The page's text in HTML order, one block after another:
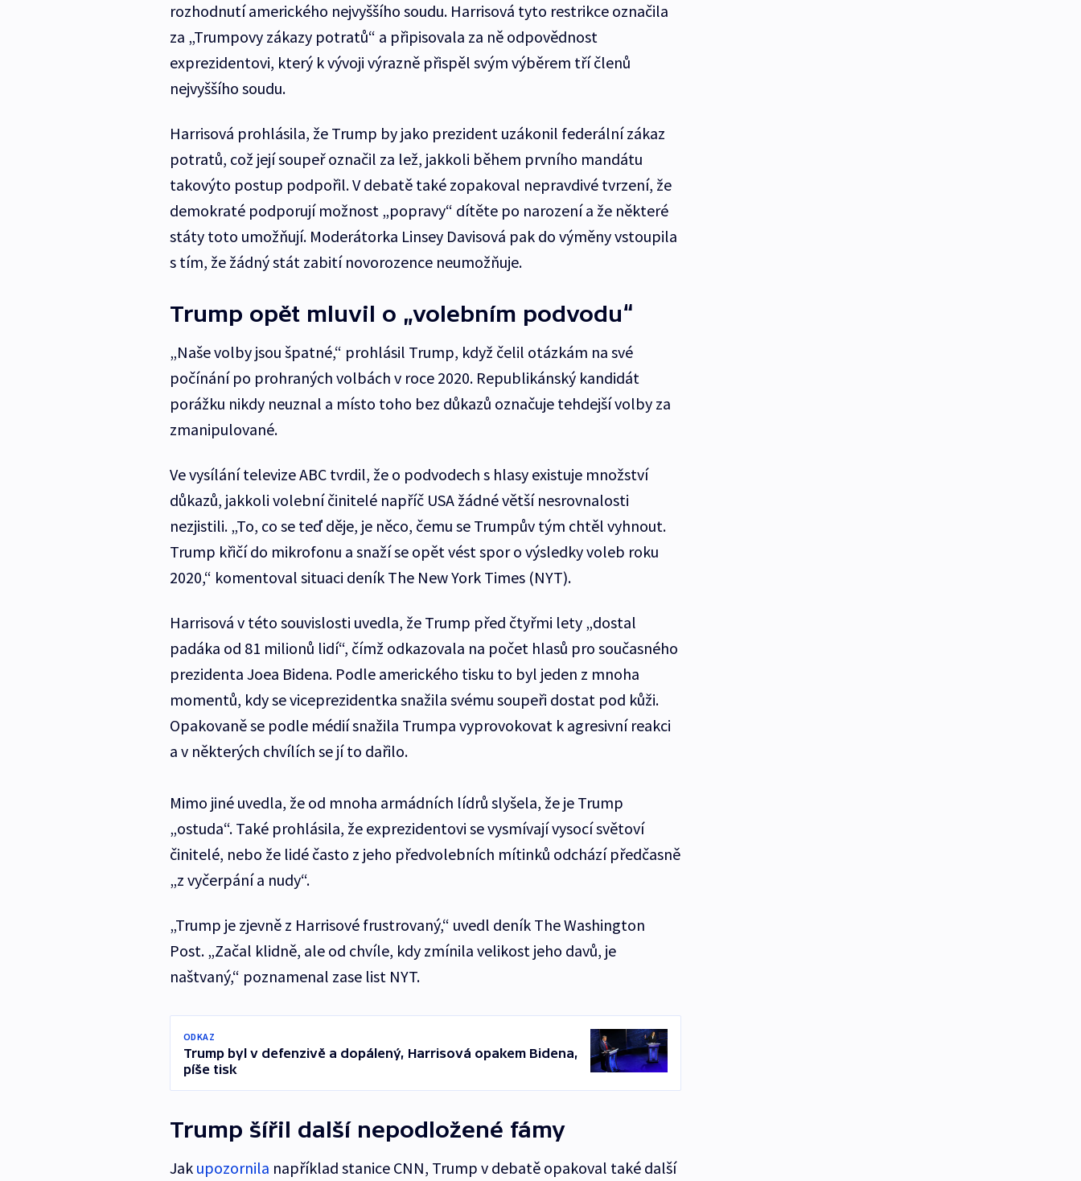
rozhodnutí amerického nejvyššího soudu. Harrisová tyto restrikce označila
za „Trumpovy zákazy potratů“ a připisovala za ně odpovědnost
exprezidentovi, který k vývoji výrazně přispěl svým výběrem tří členů
nejvyššího soudu.
Harrisová prohlásila, že Trump by jako prezident uzákonil federální zákaz
potratů, což její soupeř označil za lež, jakkoli během prvního mandátu
takovýto postup podpořil. V debatě také zopakoval nepravdivé tvrzení, že
demokraté podporují možnost „popravy“ dítěte po narození a že některé
státy toto umožňují. Moderátorka Linsey Davisová pak do výměny vstoupila
s tím, že žádný stát zabití novorozence neumožňuje.
Trump opět mluvil o „volebním podvodu“
„Naše volby jsou špatné,“ prohlásil Trump, když čelil otázkám na své
počínání po prohraných volbách v roce 2020. Republikánský kandidát
porážku nikdy neuznal a místo toho bez důkazů označuje tehdejší volby za
zmanipulované.
Ve vysílání televize ABC tvrdil, že o podvodech s hlasy existuje množství
důkazů, jakkoli volební činitelé napříč USA žádné větší nesrovnalosti
nezjistili. „To, co se teď děje, je něco, čemu se Trumpův tým chtěl vyhnout.
Trump křičí do mikrofonu a snaží se opět vést spor o výsledky voleb roku
2020,“ komentoval situaci deník The New York Times (NYT).
Harrisová v této souvislosti uvedla, že Trump před čtyřmi lety „dostal
padáka od 81 milionů lidí“, čímž odkazovala na počet hlasů pro současného
prezidenta Joea Bidena. Podle amerického tisku to byl jeden z mnoha
momentů, kdy se viceprezidentka snažila svému soupeři dostat pod kůži.
Opakovaně se podle médií snažila Trumpa vyprovokovat k agresivní reakci
a v některých chvílích se jí to dařilo.
Mimo jiné uvedla, že od mnoha armádních lídrů slyšela, že je Trump
„ostuda“. Také prohlásila, že exprezidentovi se vysmívají vysocí světoví
činitelé, nebo že lidé často z jeho předvolebních mítinků odchází předčasně
„z vyčerpání a nudy“.
„Trump je zjevně z Harrisové frustrovaný,“ uvedl deník The Washington
Post. „Začal klidně, ale od chvíle, kdy zmínila velikost jeho davů, je
naštvaný,“ poznamenal zase list NYT.
ODKAZ
Trump byl v defenzivě a dopálený, Harrisová opakem Bidena,
píše tisk
Trump šířil další nepodložené fámy
Jak upozornila například stanice CNN, Trump v debatě opakoval také další